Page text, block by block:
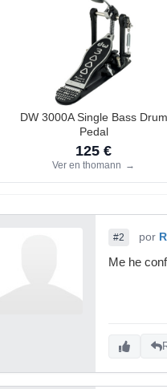
DW 3000A Single Bass Drum
Pedal
125 €
Ver en thomann →
#2 por
Me he